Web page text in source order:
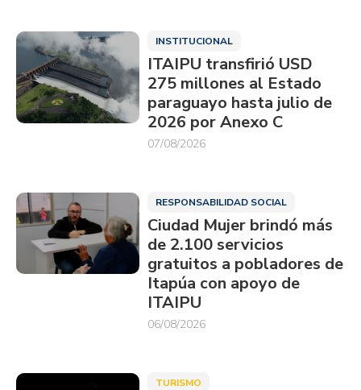
INSTITUCIONAL
ITAIPU transfirió USD
275 millones al Estado
paraguayo hasta julio de
2026 por Anexo C
07/08/2026
RESPONSABILIDAD SOCIAL
Ciudad Mujer brindó más
de 2.100 servicios
gratuitos a pobladores de
Itapúa con apoyo de
ITAIPU
06/08/2026
TURISMO